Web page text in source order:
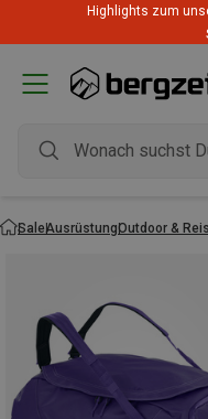
Highlights zum
SaleAusrüstungOutdoor &